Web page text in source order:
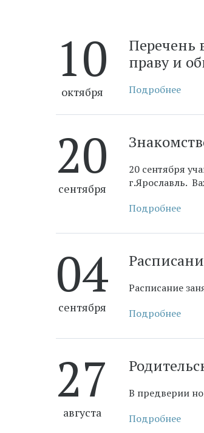
10
октября
​Перечень
праву и
Подробнее
20
сентября
20 сентября
г.Ярославль.
Подробнее
04
сентября
Расписание
Подробнее
27
августа
В предверии
Подробнее